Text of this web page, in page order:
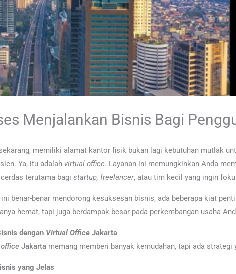
Menjalankan Bisnis Bagi
memiliki alamat kantor fisik bukan lagi kebutuhan mutlak
Ya, itu adalah virtual office. Layanan ini memungkinkan Anda
terutama bagi startup, freelancer, atau tim kecil yang ingin
benar-benar mendorong kesuksesan bisnis, ada beberapa kiat
hemat, tapi juga berdampak besar pada perkembangan usaha
dengan Virtual Office Jakarta
Jakarta memang memberi banyak kemudahan, tapi ada
yang Jelas